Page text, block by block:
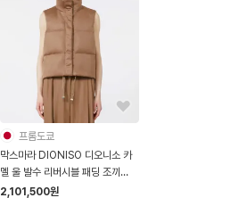
프롬도쿄
막스마라 DIONISO 디오니소 카
멜 울 발수 리버시블 패딩 조끼
9296055506042
2,101,500원